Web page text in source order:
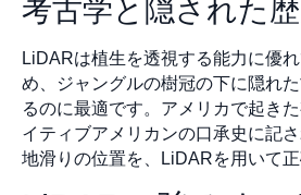
考古学と隠された
LiDARは植生を透視する能力に優
め、ジャングルの樹冠の下に隠れ
るのに最適です。アメリカで起き
イティブアメリカンの口承史に記
地滑りの位置を、LiDARを用いて